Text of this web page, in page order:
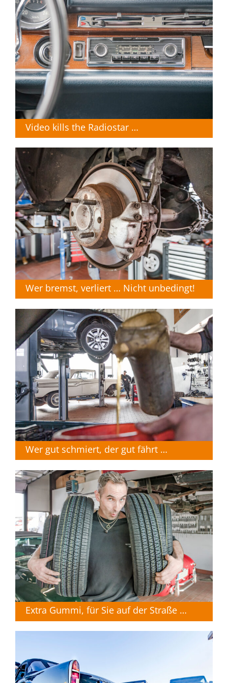
Video kills the Radiostar …
Wer bremst, verliert … Nicht unbedingt!
Wer gut schmiert, der gut fährt …
Extra Gummi, für Sie auf der Straße …